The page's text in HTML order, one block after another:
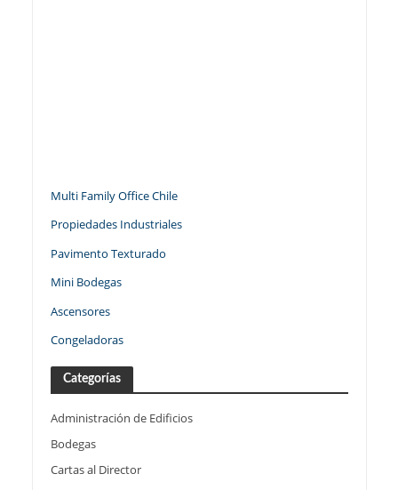
Multi Family Office Chile
Propiedades Industriales
Pavimento Texturado
Mini Bodegas
Ascensores
Congeladoras
Categorías
Administración de Edificios
Bodegas
Cartas al Director